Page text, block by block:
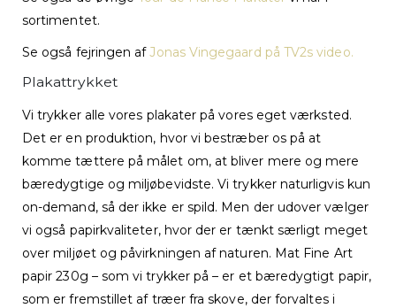
sortimentet.
Se også fejringen afJonas Vingegaard på TV2s video.
Plakattrykket
Vi trykker alle vores plakater på vores eget værksted.
Det er en produktion, hvor vi bestræber os på at
komme tættere på målet om, at bliver mere og mere
bæredygtige og miljøbevidste. Vi trykker naturligvis kun
on-demand, så der ikke er spild. Men der udover vælger
vi også papirkvaliteter, hvor der er tænkt særligt meget
over miljøet og påvirkningen af naturen. Mat Fine Art
papir 230g – som vi trykker på – er et bæredygtigt papir,
som er fremstillet af træer fra skove, der forvaltes i